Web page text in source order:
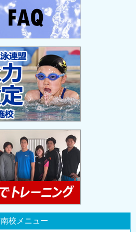
南校メニュー